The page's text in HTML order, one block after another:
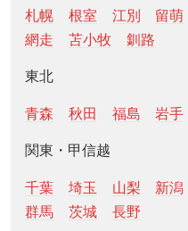
札幌
根室 江別 留萌
網走
苫小牧 釧路
東北
青森 秋田 福島 岩手
関東・甲信越
千葉 埼玉 山梨 新潟
群馬
茨城 長野